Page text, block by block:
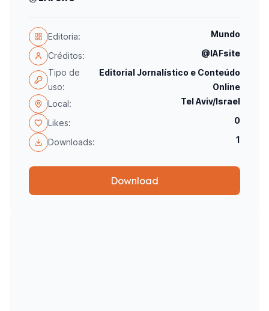
Editoria: Mundo
Créditos:
@IAFsite
Tipo de
uso:
Editorial Jornalístico e Conteúdo
Online
Local:
Tel Aviv/Israel
Likes: 0
Downloads: 1
Download